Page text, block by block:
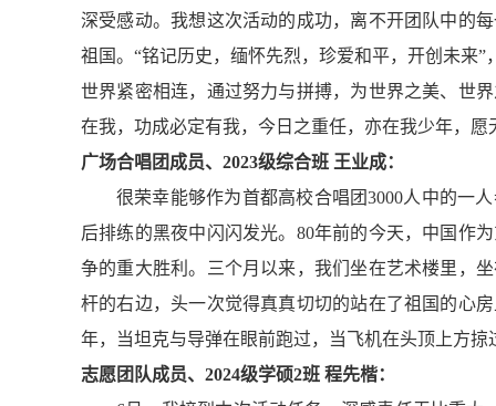
深受感动。我想这次活动的成功，离不开团队中的
祖国。“铭记历史，缅怀先烈，珍爱和平，开创未来
世界紧密相连，通过努力与拼搏，为世界之美、世
在我，功成必定有我，今日之重任，亦在我少年，
广场合唱团成员、2023级综合班 王业成：
很荣幸能够作为首都高校合唱团3000人中的一
后排练的黑夜中闪闪发光。80年前的今天，中国作
争的重大胜利。三个月以来，我们坐在艺术楼里，
杆的右边，头一次觉得真真切切的站在了祖国的心
年，当坦克与导弹在眼前跑过，当飞机在头顶上方
志愿团队成员、2024级学硕2班 程先楷：